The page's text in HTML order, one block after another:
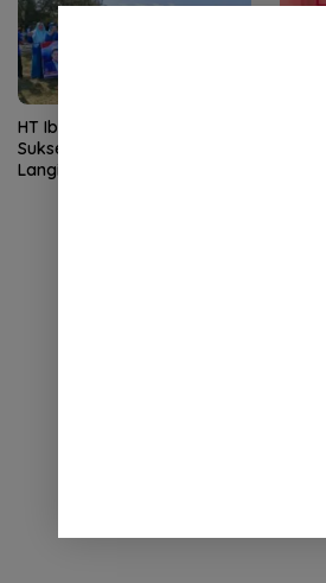
HT Ibrahim dan Relawan
Sukseskan Gerakan Nasional
Langit Biru Indonesia Asri
SLB